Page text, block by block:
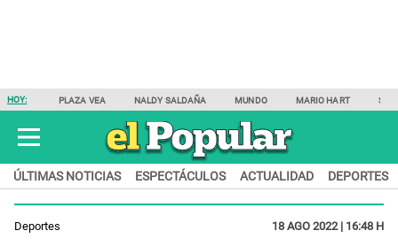
HOY: PLAZA VEA NALDY SALDAÑA MUNDO MARIO HART
ÚLTIMAS NOTICIAS ESPECTÁCULOS ACTUALIDAD DEPORTES
Deportes 18 AGO 2022 | 16:48 H